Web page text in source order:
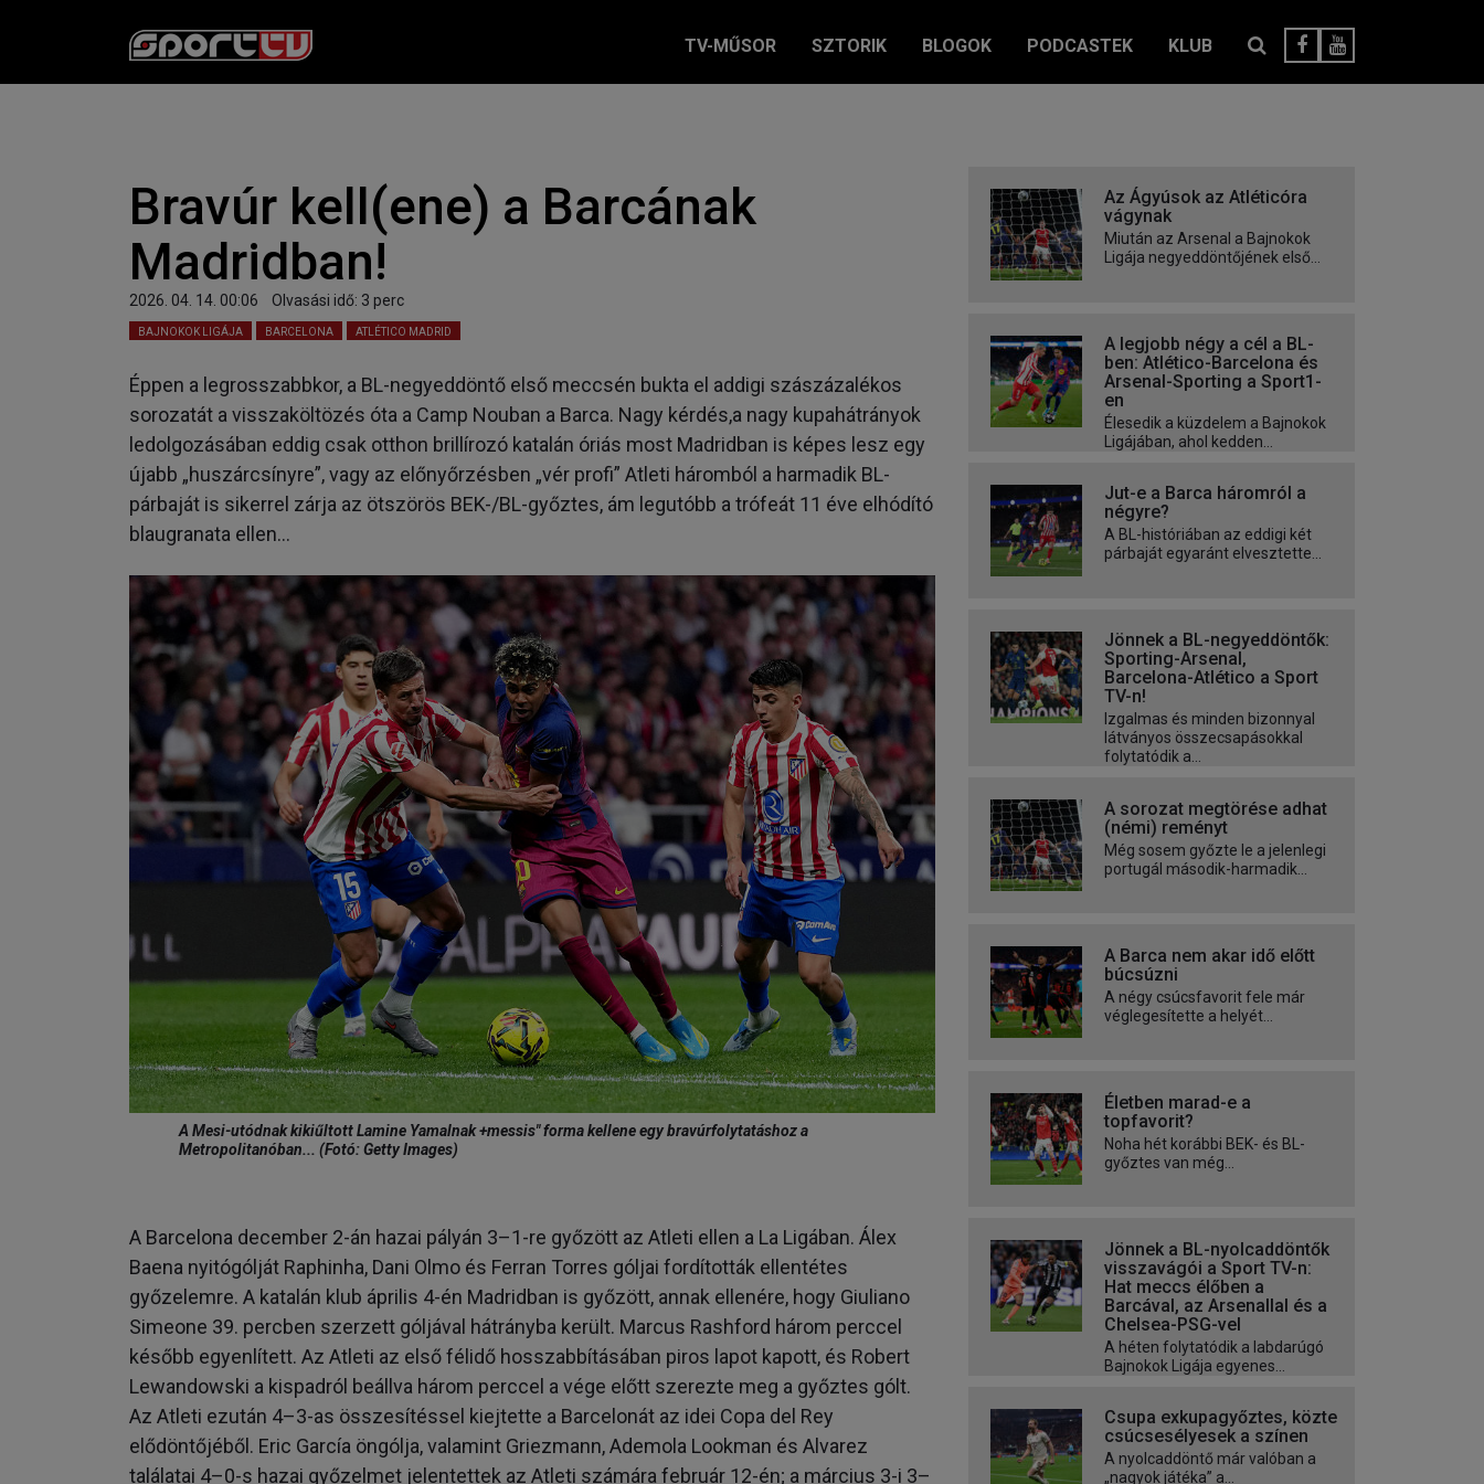
TV-MŰSOR SZTORIK BLOGOK PODCASTEK KLUB
Bravúr kell(ene) a Barcának
Madridban!
2026. 04. 14. 00:06 Olvasási idő: 3 perc
BAJNOKOK LIGÁJA BARCELONA ATLÉTICO MADRID
Éppen a legrosszabbkor, a BL-negyeddöntő első meccsén bukta el addigi szászázalékos
sorozatát a visszaköltözés óta a Camp Nouban a Barca. Nagy kérdés,a nagy kupahátrányok
ledolgozásában eddig csak otthon brillírozó katalán óriás most Madridban is képes lesz egy
újabb „huszárcsínyre”, vagy az előnyőrzésben „vér profi” Atleti háromból a harmadik BL-
párbaját is sikerrel zárja az ötszörös BEK-/BL-győztes, ám legutóbb a trófeát 11 éve elhódító
blaugranata ellen…
A Mesi-utódnak kikiűltott Lamine Yamalnak +messis" forma kellene egy bravúrfolytatáshoz a
Metropolitanóban... (Fotó: Getty Images)
A Barcelona december 2-án hazai pályán 3–1-re győzött az Atleti ellen a La Ligában. Álex
Baena nyitógólját Raphinha, Dani Olmo és Ferran Torres góljai fordították ellentétes
győzelemre. A katalán klub április 4-én Madridban is győzött, annak ellenére, hogy Giuliano
Simeone 39. percben szerzett góljával hátrányba került. Marcus Rashford három perccel
később egyenlített. Az Atleti az első félidő hosszabbításában piros lapot kapott, és Robert
Lewandowski a kispadról beállva három perccel a vége előtt szerezte meg a győztes gólt.
Az Atleti ezután 4–3-as összesítéssel kiejtette a Barcelonát az idei Copa del Rey
elődöntőjéből. Eric García öngólja, valamint Griezmann, Ademola Lookman és Alvarez
találatai 4–0-s hazai győzelmet jelentettek az Atleti számára február 12-én; a március 3-i 3–
Az Ágyúsok az Atléticóra
vágynak
Miután az Arsenal a Bajnokok
Ligája negyeddöntőjének első...
A legjobb négy a cél a BL-
ben: Atlético-Barcelona és
Arsenal-Sporting a Sport1-
en
Élesedik a küzdelem a Bajnokok
Ligájában, ahol kedden...
Jut-e a Barca háromról a
négyre?
A BL-históriában az eddigi két
párbaját egyaránt elvesztette...
Jönnek a BL-negyeddöntők:
Sporting-Arsenal,
Barcelona-Atlético a Sport
TV-n!
Izgalmas és minden bizonnyal
látványos összecsapásokkal
folytatódik a...
A sorozat megtörése adhat
(némi) reményt
Még sosem győzte le a jelenlegi
portugál második-harmadik...
A Barca nem akar idő előtt
búcsúzni
A négy csúcsfavorit fele már
véglegesítette a helyét...
Életben marad-e a
topfavorit?
Noha hét korábbi BEK- és BL-
győztes van még...
Jönnek a BL-nyolcaddöntők
visszavágói a Sport TV-n:
Hat meccs élőben a
Barcával, az Arsenallal és a
Chelsea-PSG-vel
A héten folytatódik a labdarúgó
Bajnokok Ligája egyenes...
Csupa exkupagyőztes, közte
csúcsesélyesek a színen
A nyolcaddöntő már valóban a
„nagyok játéka” a...